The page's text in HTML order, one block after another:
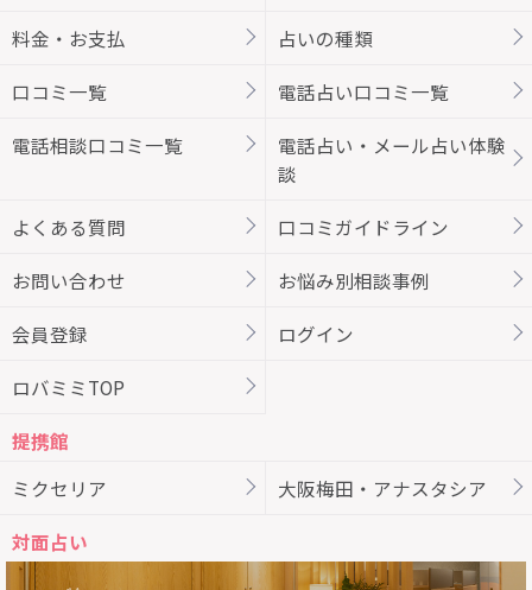
料金・お支払 占いの種類
口コミ一覧 電話占い口コミ一覧
電話相談口コミ一覧
電話占い・メール占い体験
談
よくある質問 口コミガイドライン
お問い合わせ お悩み別相談事例
会員登録 ログイン
ロバミミTOP
提携館
ミクセリア
大阪梅田・アナスタシア
対面占い